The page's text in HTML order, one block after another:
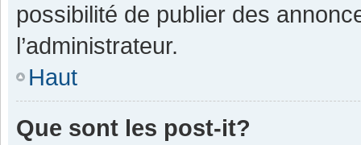
possibilité de publier des
l’administrateur.
Haut
Que sont les post-it?